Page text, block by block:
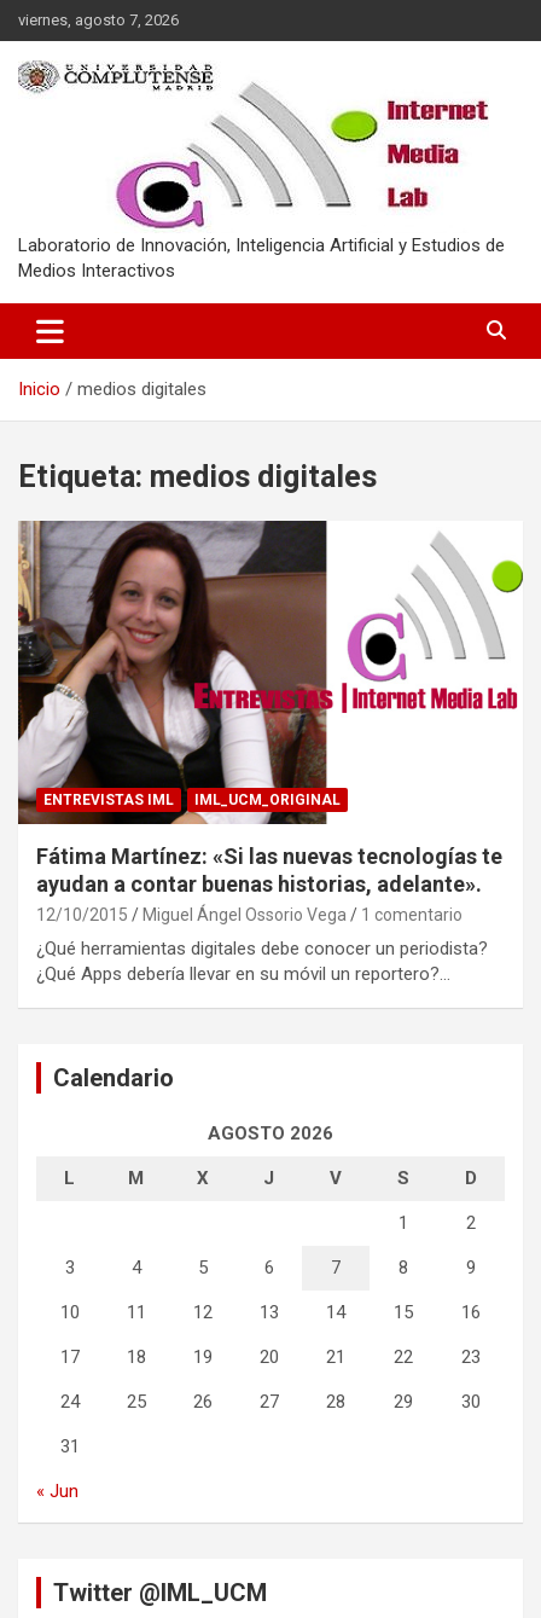
Saltar
al
contenido
viernes, agosto 7, 2026
Laboratorio de Innovación, Inteligencia Artificial y Estudios de
Medios Interactivos
Inicio medios digitales
Etiqueta: medios digitales
ENTREVISTAS IML IML_UCM_ORIGINAL
Fátima Martínez: «Si las nuevas tecnologías te
ayudan a contar buenas historias, adelante».
12/10/2015 Miguel Ángel Ossorio Vega 1 comentario
¿Qué herramientas digitales debe conocer un periodista?
¿Qué Apps debería llevar en su móvil un reportero?…
Calendario
AGOSTO 2026
L M X J V S D
1 2
3 4 5 6 7 8 9
10 11 12 13 14 15 16
17 18 19 20 21 22 23
24 25 26 27 28 29 30
31
« Jun
Twitter @IML_UCM